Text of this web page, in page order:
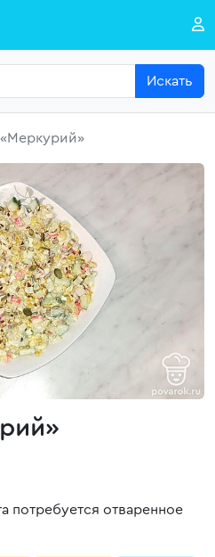
Искать
потребуется отваренное